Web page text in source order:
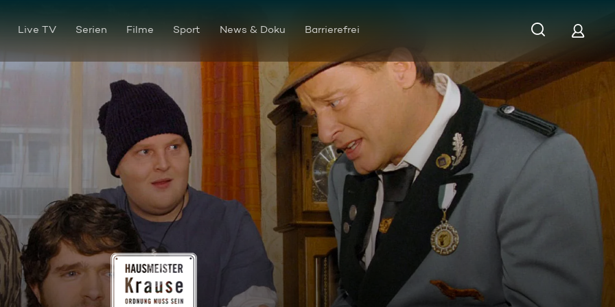
Live TV Serien Filme Sport News & Doku Barrierefrei
Die Jungfrau